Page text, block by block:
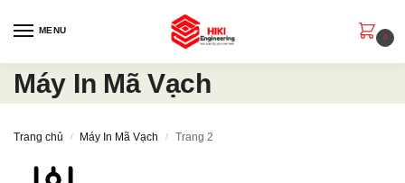
MENU
0
Máy In Mã Vạch
Trang chủ / Máy In Mã Vạch / Trang 2